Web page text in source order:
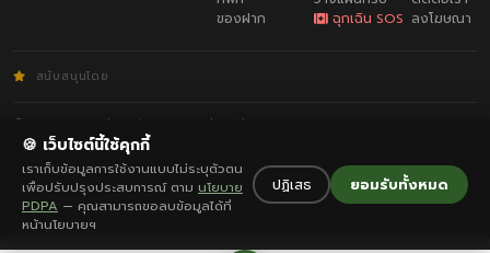
ของฝาก
ฉุกเฉิน SOS ลงโฆษณา
สนับสนุนโดย
© 2026 Love Uthai · พัฒนาโดย
Uthai Thani Smart System
กฎกติกา · ความเป็นส่วนตัว
🍪 เว็บไซต์นี้ใช้คุกกี้
เราเก็บข้อมูลการใช้งานแบบไม่ระบุตัวตน
เพื่อปรับปรุงประสบการณ์ ตาม นโยบาย
PDPA — คุณสามารถขอลบข้อมูลได้ที่
หน้านโยบายฯ
ปฏิเสธ ยอมรับทั้งหมด